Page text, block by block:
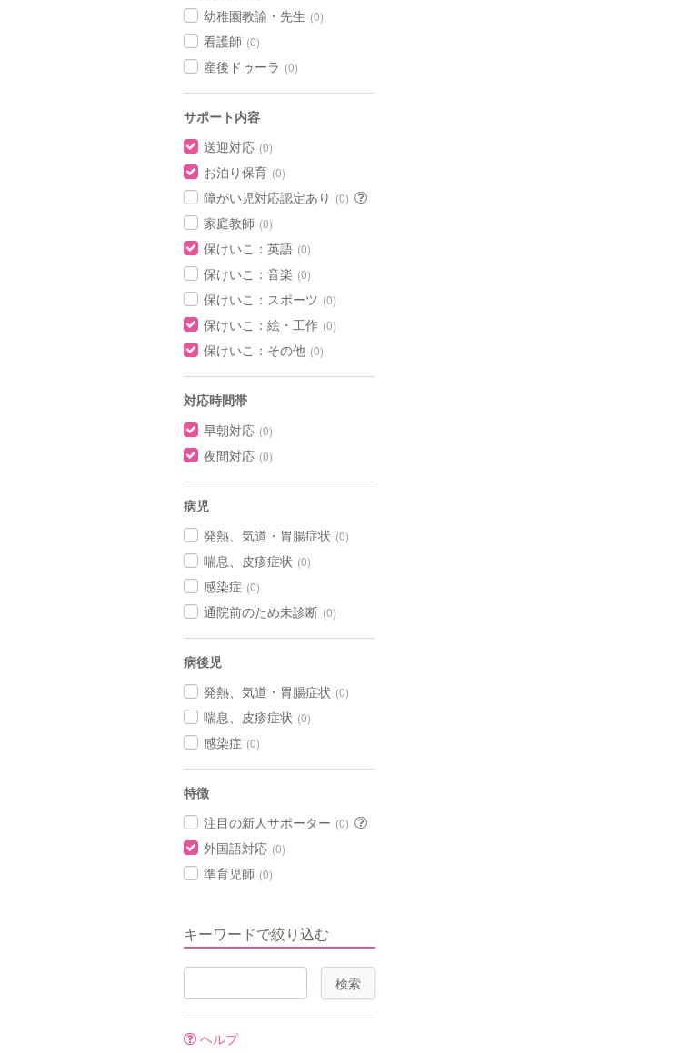
幼稚園教諭・先生 (0)
看護師 (0)
産後ドゥーラ (0)
サポート内容
送迎対応 (0)
お泊り保育 (0)
障がい児対応認定あり (0)
家庭教師 (0)
保けいこ：英語 (0)
保けいこ：音楽 (0)
保けいこ：スポーツ (0)
保けいこ：絵・工作 (0)
保けいこ：その他 (0)
対応時間帯
早朝対応 (0)
夜間対応 (0)
病児
発熱、気道・胃腸症状 (0)
喘息、皮疹症状 (0)
感染症 (0)
通院前のため未診断 (0)
病後児
発熱、気道・胃腸症状 (0)
喘息、皮疹症状 (0)
感染症 (0)
特徴
注目の新人サポーター (0)
外国語対応 (0)
準育児師 (0)
キーワードで絞り込む
ヘルプ